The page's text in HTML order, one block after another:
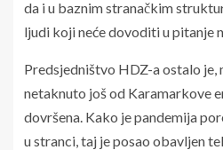
da i u baznim stranačkim
ljudi koji neće dovoditi u pitanje
Predsjedništvo HDZ-a ostalo je,
netaknuto još od Karamarkove
dovršena. Kako je pandemija
u stranci, taj je posao obavljen